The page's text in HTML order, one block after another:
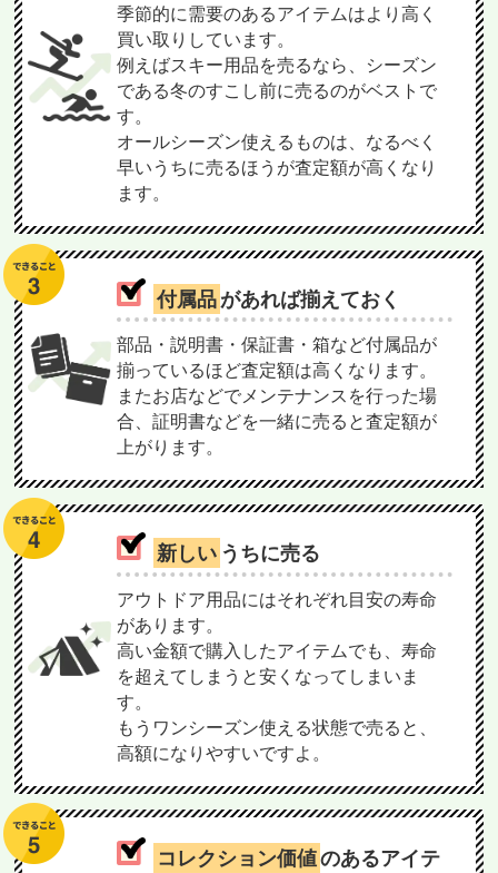
季節的に需要のあるアイテムはより高く
買い取りしています。
例えばスキー用品を売るなら、シーズン
である冬のすこし前に売るのがベストで
す。
オールシーズン使えるものは、なるべく
早いうちに売るほうが査定額が高くなり
ます。
付属品があれば揃えておく
部品・説明書・保証書・箱など付属品が
揃っているほど査定額は高くなります。
またお店などでメンテナンスを行った場
合、証明書などを一緒に売ると査定額が
上がります。
新しい うちに売る
アウトドア用品にはそれぞれ目安の寿命
があります。
高い金額で購入したアイテムでも、寿命
を超えてしまうと安くなってしまいま
す。
もうワンシーズン使える状態で売ると、
高額になりやすいですよ。
コレクション価値のあるアイテ